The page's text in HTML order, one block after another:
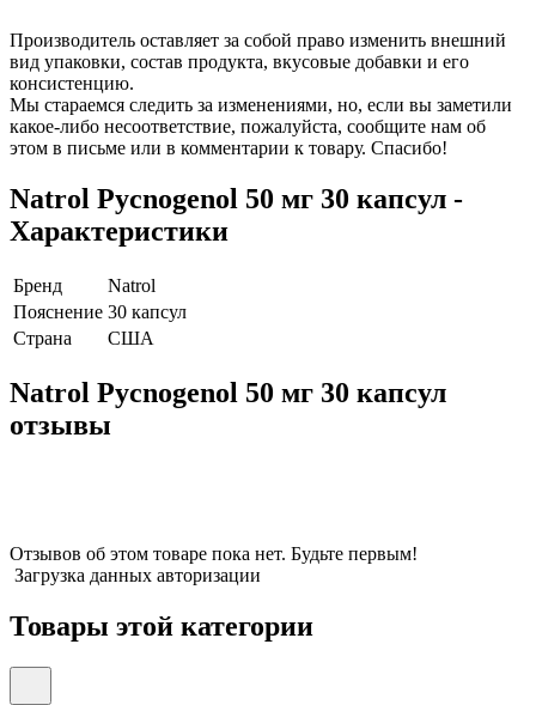
Производитель оставляет за собой право изменить внешний
вид упаковки, состав продукта, вкусовые добавки и его
консистенцию.
Мы стараемся следить за изменениями, но, если вы заметили
какое-либо несоответствие, пожалуйста, сообщите нам об
этом в письме или в комментарии к товару. Спасибо!
Natrol Pycnogenol 50 мг 30 капсул -
Характеристики
Бренд
Natrol
Пояснение 30 капсул
Страна
США
Natrol Pycnogenol 50 мг 30 капсул
отзывы
Отзывов об этом товаре пока нет. Будьте первым!
Загрузка данных авторизации
Товары этой категории